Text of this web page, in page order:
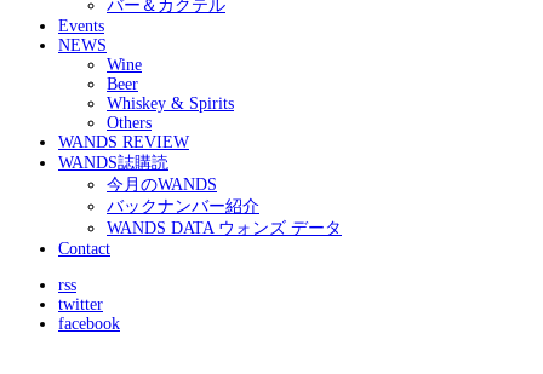
バー＆カクテル
Events
NEWS
Wine
Beer
Whiskey & Spirits
Others
WANDS REVIEW
WANDS誌購読
今月のWANDS
バックナンバー紹介
WANDS DATA ウォンズ データ
Contact
rss
twitter
facebook